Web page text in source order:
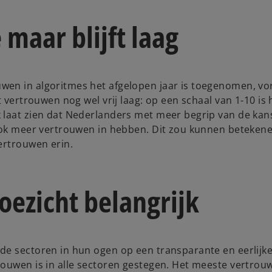
blijft laag
in algoritmes het afgelopen jaar is toegenomen,
nog wel vrij laag: op een schaal van 1-10 is
zien dat Nederlanders met meer begrip van de
meer vertrouwen in hebben. Dit zou kunnen
erin.
belangrijk
sectoren in hun ogen op een transparante en
is in alle sectoren gestegen. Het meeste